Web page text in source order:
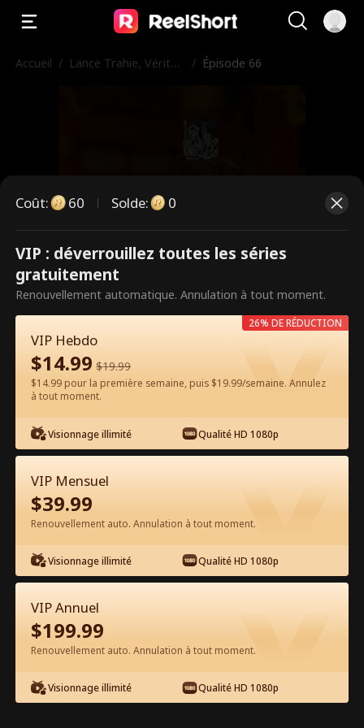
Accueil / Lance Trahie, Vérité
/ Épisode 66
Ce sont des épisodes payants.
Débloquez pour regarder.
60 Débloquer maintenant
Épisode 66 - Lance Trahie, Vérité
Masquée Film complet
1-50 51-70 Tous les épisodes
66 67 68 69 70
Coût: 60 Solde: 0
VIP : déverrouillez toutes les séries
gratuitement
Renouvellement automatique. Annulation à tout moment.
VIP Hebdo
$14.99 $19.99
$14.99 pour la première semaine, puis $19.99/semaine. Annulez
à tout moment.
Visionnage illimité Qualité HD 1080p
26% DE RÉDUCTION
VIP Mensuel
$39.99
Renouvellement auto. Annulation à tout moment.
Visionnage illimité Qualité HD 1080p
VIP Annuel
$199.99
Renouvellement auto. Annulation à tout moment.
Visionnage illimité Qualité HD 1080p